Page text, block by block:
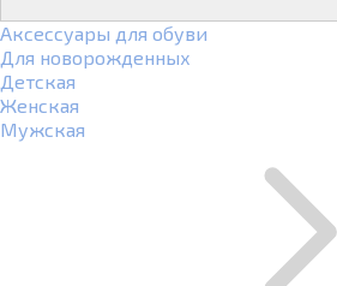
Аксессуары для обуви
Для новорожденных
Детская
Женская
Мужская